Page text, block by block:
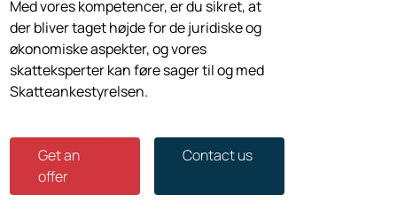
Med vores kompetencer, er du sikret, at
der bliver taget højde for de juridiske og
økonomiske aspekter, og vores
skatteksperter kan føre sager til og med
Skatteankestyrelsen.
Get an
offer
Contact us